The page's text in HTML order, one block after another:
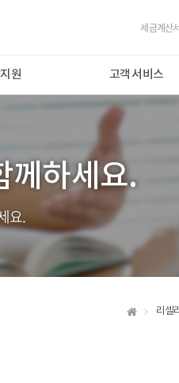
세금계산
원 고객 서비스
고객지원
자주 묻는 질문
서비스 이용가이드
자료실
공지사항
께하세요.
요.
리셀